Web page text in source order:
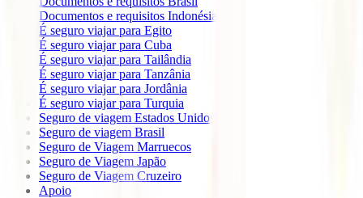
Documentos e requisitos Indonésia
É seguro viajar para Egito
É seguro viajar para Cuba
É seguro viajar para Tailândia
É seguro viajar para Tanzânia
É seguro viajar para Jordânia
É seguro viajar para Turquia
Seguro de viagem Estados Unidos
Seguro de viagem Brasil
Seguro de Viagem Marruecos
Seguro de Viagem Japão
Seguro de Viagem Cruzeiro
Apoio